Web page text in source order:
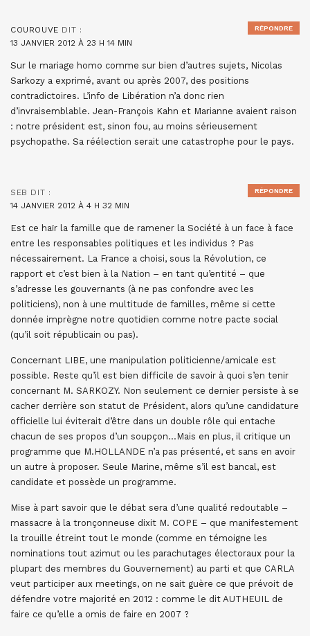
COUROUVE DIT :
13 JANVIER 2012 À 23 H 14 MIN
Sur le mariage homo comme sur bien d’autres sujets, Nicolas
Sarkozy a exprimé, avant ou après 2007, des positions
contradictoires. L’info de Libération n’a donc rien
d’invraisemblable. Jean-François Kahn et Marianne avaient raison
: notre président est, sinon fou, au moins sérieusement
psychopathe. Sa réélection serait une catastrophe pour le pays.
RÉPONDRE
SEB DIT :
14 JANVIER 2012 À 4 H 32 MIN
Est ce haïr la famille que de ramener la Société à un face à face
entre les responsables politiques et les individus ? Pas
nécessairement. La France a choisi, sous la Révolution, ce
rapport et c’est bien à la Nation – en tant qu’entité – que
s’adresse les gouvernants (à ne pas confondre avec les
politiciens), non à une multitude de familles, même si cette
donnée imprègne notre quotidien comme notre pacte social
(qu’il soit républicain ou pas).
Concernant LIBE, une manipulation politicienne/amicale est
possible. Reste qu’il est bien difficile de savoir à quoi s’en tenir
concernant M. SARKOZY. Non seulement ce dernier persiste à se
cacher derrière son statut de Président, alors qu’une candidature
officielle lui éviterait d’être dans un double rôle qui entache
chacun de ses propos d’un soupçon…Mais en plus, il critique un
programme que M.HOLLANDE n’a pas présenté, et sans en avoir
un autre à proposer. Seule Marine, même s’il est bancal, est
candidate et possède un programme.
Mise à part savoir que le débat sera d’une qualité redoutable –
massacre à la tronçonneuse dixit M. COPE – que manifestement
la trouille étreint tout le monde (comme en témoigne les
nominations tout azimut ou les parachutages électoraux pour la
plupart des membres du Gouvernement) au parti et que CARLA
veut participer aux meetings, on ne sait guère ce que prévoit de
défendre votre majorité en 2012 : comme le dit AUTHEUIL de
faire ce qu’elle a omis de faire en 2007 ?
RÉPONDRE